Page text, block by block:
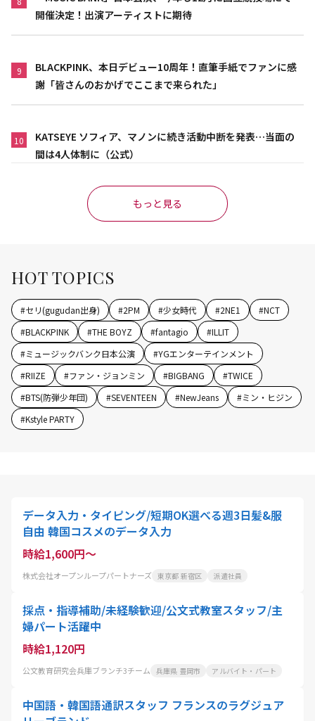
開催決定！出演アーティストに期待
9
BLACKPINK、本日デビュー10周年！直筆手紙でファンに感
謝「皆さんのおかげでここまで来られた」
10
KATSEYE ソフィア、マノンに続き活動中断を発表…当面の
間は4人体制に（公式）
もっと見る
HOT TOPICS
#セリ(gugudan出身) #2PM #少女時代 #2NE1 #NCT
#BLACKPINK #THE BOYZ #fantagio #ILLIT
#ミュージックバンク日本公演 #YGエンターテインメント
#RIIZE #ファン・ジョンミン #BIGBANG #TWICE
#BTS(防弾少年団) #SEVENTEEN #NewJeans #ミン・ヒジン
#Kstyle PARTY
データ入力・タイピング/短期OK選べる週3日髪&服
自由 韓国コスメのデータ入力
時給1,600円～
株式会社オープンループパートナーズ 東京都 新宿区 派遣社員
採点・指導補助/未経験歓迎/公文式教室スタッフ/主
婦パート活躍中
時給1,120円
公文教育研究会兵庫ブランチ3チーム 兵庫県 豊岡市 アルバイト・パート
中国語・韓国語通訳スタッフ フランスのラグジュア